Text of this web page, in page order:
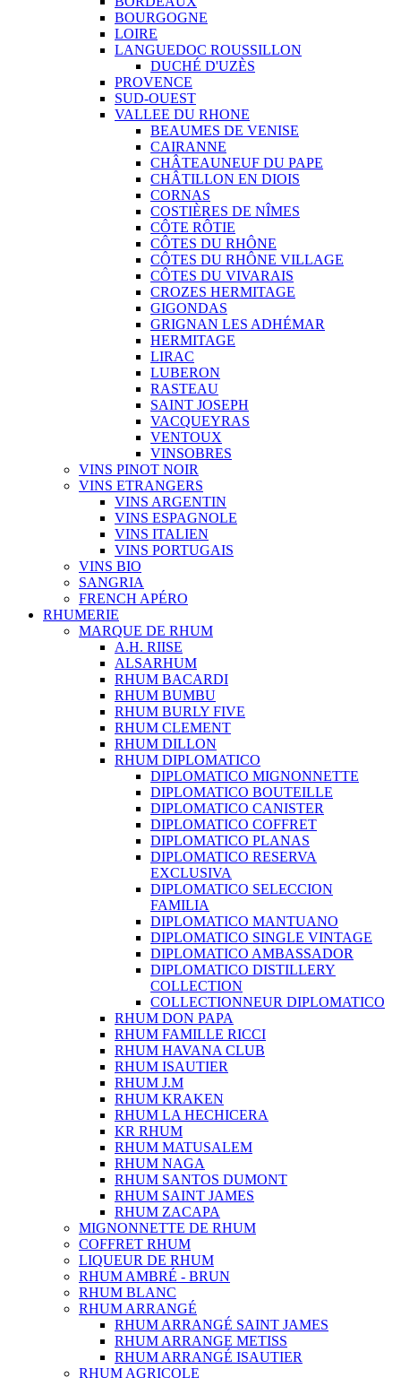
BOURGOGNE
LOIRE
LANGUEDOC ROUSSILLON
DUCHÉ D'UZÈS
PROVENCE
SUD-OUEST
VALLEE DU RHONE
BEAUMES DE VENISE
CAIRANNE
CHÂTEAUNEUF DU PAPE
CHÂTILLON EN DIOIS
CORNAS
COSTIÈRES DE NÎMES
CÔTE RÔTIE
CÔTES DU RHÔNE
CÔTES DU RHÔNE VILLAGE
CÔTES DU VIVARAIS
CROZES HERMITAGE
GIGONDAS
GRIGNAN LES ADHÉMAR
HERMITAGE
LIRAC
LUBERON
RASTEAU
SAINT JOSEPH
VACQUEYRAS
VENTOUX
VINSOBRES
VINS PINOT NOIR
VINS ETRANGERS
VINS ARGENTIN
VINS ESPAGNOLE
VINS ITALIEN
VINS PORTUGAIS
VINS BIO
SANGRIA
FRENCH APÉRO
RHUMERIE
MARQUE DE RHUM
A.H. RIISE
ALSARHUM
RHUM BACARDI
RHUM BUMBU
RHUM BURLY FIVE
RHUM CLEMENT
RHUM DILLON
RHUM DIPLOMATICO
DIPLOMATICO MIGNONNETTE
DIPLOMATICO BOUTEILLE
DIPLOMATICO CANISTER
DIPLOMATICO COFFRET
DIPLOMATICO PLANAS
DIPLOMATICO RESERVA
EXCLUSIVA
DIPLOMATICO SELECCION
FAMILIA
DIPLOMATICO MANTUANO
DIPLOMATICO SINGLE VINTAGE
DIPLOMATICO AMBASSADOR
DIPLOMATICO DISTILLERY
COLLECTION
COLLECTIONNEUR DIPLOMATICO
RHUM DON PAPA
RHUM FAMILLE RICCI
RHUM HAVANA CLUB
RHUM ISAUTIER
RHUM J.M
RHUM KRAKEN
RHUM LA HECHICERA
KR RHUM
RHUM MATUSALEM
RHUM NAGA
RHUM SANTOS DUMONT
RHUM SAINT JAMES
RHUM ZACAPA
MIGNONNETTE DE RHUM
COFFRET RHUM
LIQUEUR DE RHUM
RHUM AMBRÉ - BRUN
RHUM BLANC
RHUM ARRANGÉ
RHUM ARRANGÉ SAINT JAMES
RHUM ARRANGE METISS
RHUM ARRANGÉ ISAUTIER
RHUM AGRICOLE